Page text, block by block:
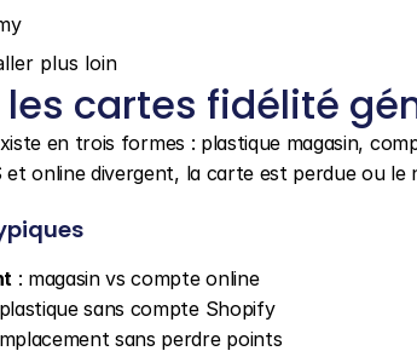
plus loin
les cartes fidélité
en trois formes : plastique magasin,
et online divergent, la carte est perdue ou
: magasin vs compte online
sans compte Shopify
sans perdre points